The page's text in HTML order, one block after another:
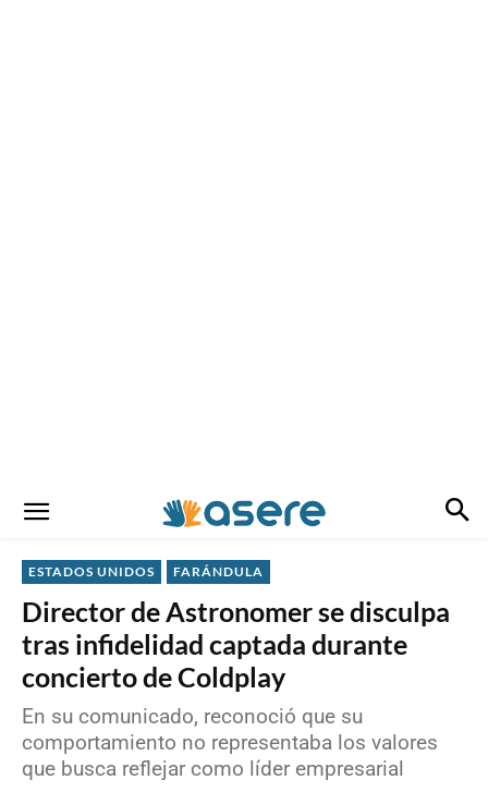
ESTADOS UNIDOS FARÁNDULA
Director de Astronomer se disculpa
tras infidelidad captada durante
concierto de Coldplay
En su comunicado, reconoció que su
comportamiento no representaba los valores
que busca reflejar como líder empresarial